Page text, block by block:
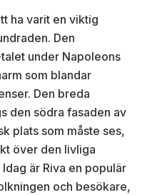
ha varit en viktig
Den
under Napoleons
som blandar
Den breda
den södra fasaden av
plats som måste ses,
över den livliga
är Riva en populär
och besökare,